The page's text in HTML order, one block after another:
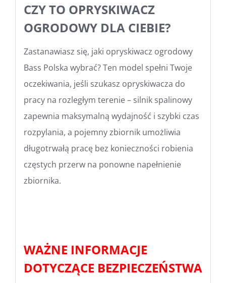
CZY TO OPRYSKIWACZ
OGRODOWY DLA CIEBIE?
Zastanawiasz się, jaki opryskiwacz ogrodowy
Bass Polska wybrać? Ten model spełni Twoje
oczekiwania, jeśli szukasz opryskiwacza do
pracy na rozległym terenie – silnik spalinowy
zapewnia maksymalną wydajność i szybki czas
rozpylania, a pojemny zbiornik umożliwia
długotrwałą pracę bez konieczności robienia
częstych przerw na ponowne napełnienie
zbiornika.
WAŻNE INFORMACJE
DOTYCZĄCE BEZPIECZEŃSTWA